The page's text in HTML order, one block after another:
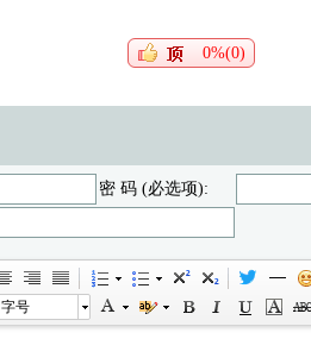
0%(0)
密 码 (必选项):
字号